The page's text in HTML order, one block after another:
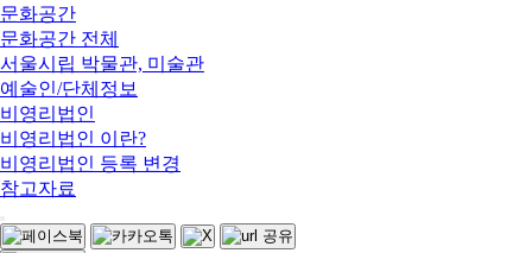
문화공간
문화공간 전체
서울시립 박물관, 미술관
예술인/단체정보
비영리법인
비영리법인 이란?
비영리법인 등록 변경
참고자료